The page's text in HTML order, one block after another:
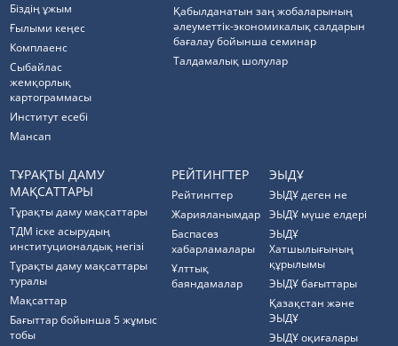
Біздің ұжым
Ғылыми кеңес
Комплаенс
Cыбайлас
жемқорлық
картограммасы
Институт есебі
Мансап
Қабылданатын заң жобаларының
әлеуметтік-экономикалық салдарын
бағалау бойынша семинар
Талдамалық шолулар
ТҰРАҚТЫ ДАМУ
МАҚСАТТАРЫ
Тұрақты даму мақсаттары
ТДМ іске асырудың
институционалдық негізі
Тұрақты даму мақсаттары
туралы
Мақсаттар
Бағыттар бойынша 5 жұмыс
тобы
РЕЙТИНГТЕР
Рейтингтер
Жарияланымдар
Баспасөз
хабарламалары
Ұлттық
баяндамалар
ЭЫДҰ
ЭЫДҰ деген не
ЭЫДҰ мүше елдері
ЭЫДҰ
Хатшылығының
құрылымы
ЭЫДҰ бағыттары
Қазақстан және
ЭЫДҰ
ЭЫДҰ оқиғалары